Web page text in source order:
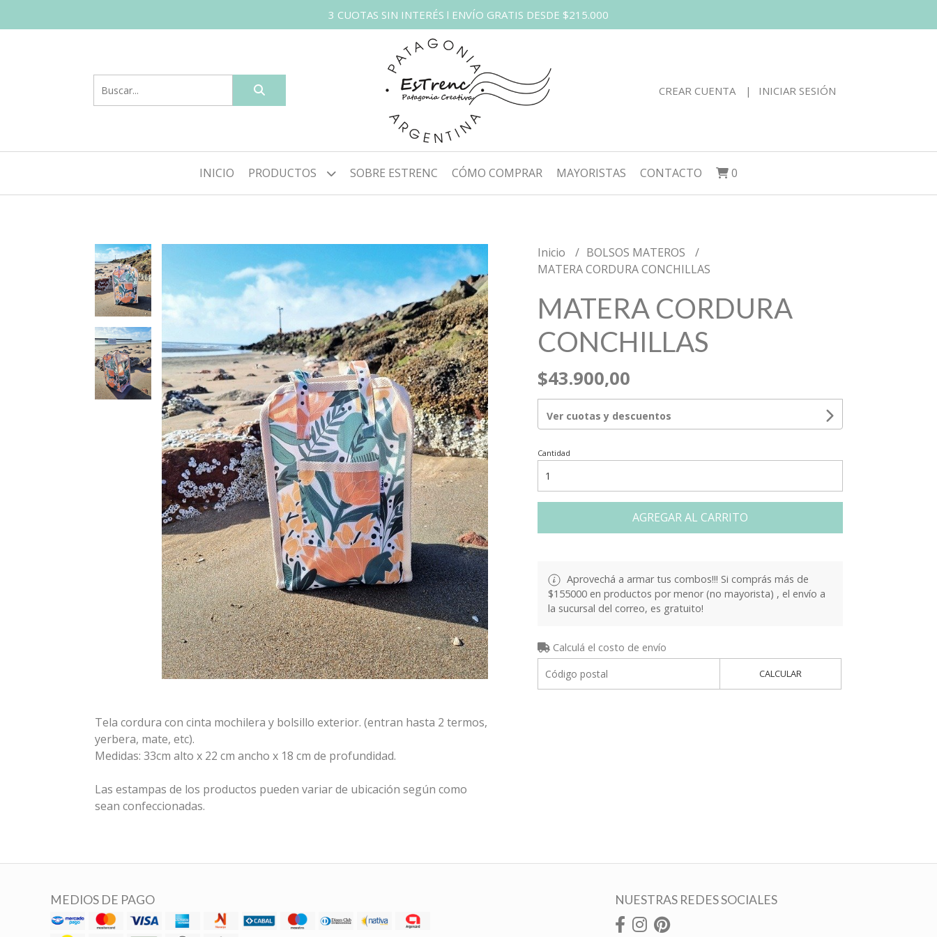
3 CUOTAS SIN INTERÉS l ENVÍO GRATIS DESDE $215.000
CREAR CUENTA INICIAR SESIÓN
INICIO PRODUCTOS SOBRE ESTRENC CÓMO COMPRAR MAYORISTAS CONTACTO 0
Tela cordura con cinta mochilera y bolsillo exterior. (entran hasta 2 termos,
yerbera, mate, etc).
Medidas: 33cm alto x 22 cm ancho x 18 cm de profundidad.
Las estampas de los productos pueden variar de ubicación según como
sean confeccionadas.
Inicio
BOLSOS MATEROS
MATERA CORDURA CONCHILLAS
MATERA CORDURA
CONCHILLAS
$43.900,00
Ver cuotas y descuentos
Cantidad
AGREGAR AL CARRITO
Aprovechá a armar tus combos!!! Si comprás más de
$155000 en productos por menor (no mayorista) , el envío a
la sucursal del correo, es gratuito!
Calculá el costo de envío
CALCULAR
MEDIOS DE PAGO NUESTRAS REDES SOCIALES